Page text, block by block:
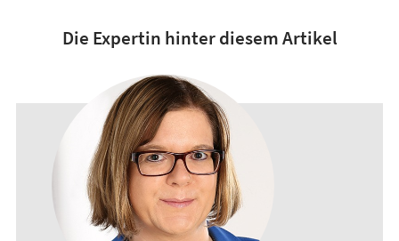
Die Expertin hinter diesem Artikel